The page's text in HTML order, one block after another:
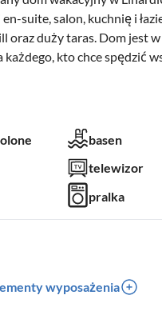
en-suite, salon, kuchnię i
oraz duży taras. Dom jest
kto chce spędzić
basen
telewizor
pralka
miejsce na grill
wyposażenia